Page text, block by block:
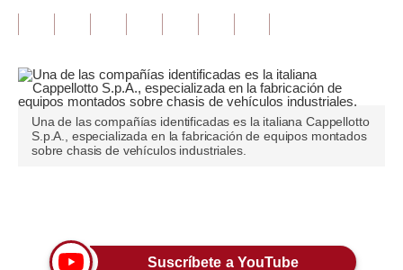
Tendencias
Lujo
Una de las compañías identificadas es la italiana Cappellotto
S.p.A., especializada en la fabricación de equipos montados
sobre chasis de vehículos industriales.
Suscríbete a YouTube